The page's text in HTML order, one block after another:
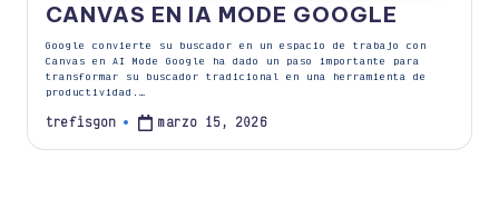
CANVAS EN IA MODE GOOGLE
Google convierte su buscador en un espacio de trabajo con
Canvas en AI Mode Google ha dado un paso importante para
transformar su buscador tradicional en una herramienta de
productividad.…
Publicado
trefisgon marzo 15, 2026